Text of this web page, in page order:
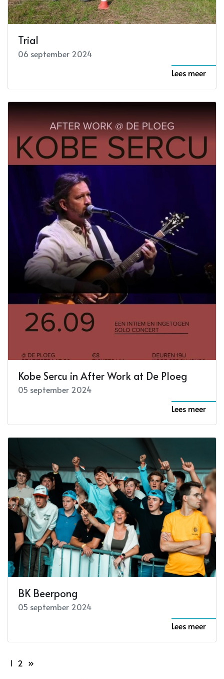
Trial
06 september 2024
Lees meer
Kobe Sercu in After Work at De Ploeg
05 september 2024
Lees meer
BK Beerpong
05 september 2024
Lees meer
1 2 »